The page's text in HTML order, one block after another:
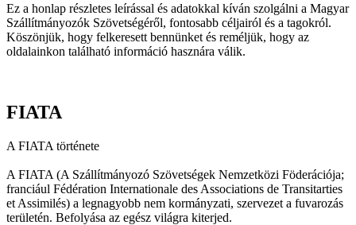
Ez a honlap részletes leírással és adatokkal kíván szolgálni a Magyar
Szállítmányozók Szövetségéről, fontosabb céljairól és a tagokról.
Köszönjük, hogy felkeresett bennünket és reméljük, hogy az
oldalainkon található információ hasznára válik.
FIATA
A FIATA története
A FIATA (A Szállítmányozó Szövetségek Nemzetközi Föderációja;
franciául Fédération Internationale des Associations de Transitarties
et Assimilés) a legnagyobb nem kormányzati, szervezet a fuvarozás
területén. Befolyása az egész világra kiterjed.